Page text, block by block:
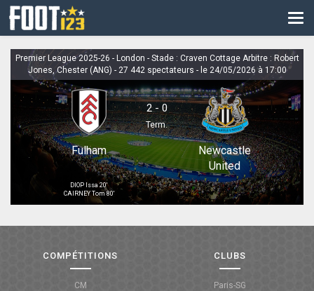
CM
CAN
LIGUE DES CHAMPIONS
PALMARÈS
LES DIRECTS
Premier League 2025-26 - London - Stade : Craven Cottage Arbitre : Robert
Jones, Chester (ANG) - 27 442 spectateurs - le 24/05/2026 à 17:00
Fulham
2 - 0
Term.
Newcastle
United
DIOP Issa 20'
CAIRNEY Tom80'
COMPÉTITIONS
CM
CLUBS
Paris-SG